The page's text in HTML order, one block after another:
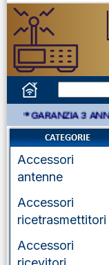
3 ANNI ITALIA SU
Accessori
antenne
Accessori
ricetrasmettitori
Accessori